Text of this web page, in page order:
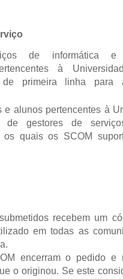
de informática e
à
primeira linha para
e alunos pertencentes à
de gestores de
quais os SCOM
recebem um
em todas as
encerram o pedido e
o originou. Se este